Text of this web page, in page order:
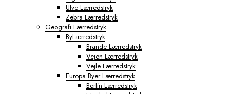
Ulve Lærredstryk
Zebra Lærredstryk
Geografi Lærredstryk
ByLærredstryk
Brande Lærredstryk
Vejen Lærredstryk
Vejle Lærredstryk
Europa Byer Lærredstryk
Berlin Lærredstryk